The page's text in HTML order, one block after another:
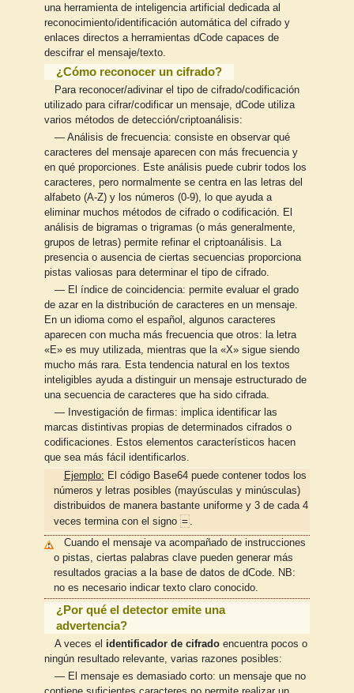
una herramienta de inteligencia artificial dedicada al
reconocimiento/identificación automática del cifrado y
enlaces directos a herramientas dCode capaces de
descifrar el mensaje/texto.
¿Cómo reconocer un cifrado?
Para reconocer/adivinar el tipo de cifrado/codificación
utilizado para cifrar/codificar un mensaje, dCode utiliza
varios métodos de detección/criptoanálisis:
— Análisis de frecuencia: consiste en observar qué
caracteres del mensaje aparecen con más frecuencia y
en qué proporciones. Este análisis puede cubrir todos los
caracteres, pero normalmente se centra en las letras del
alfabeto (A-Z) y los números (0-9), lo que ayuda a
eliminar muchos métodos de cifrado o codificación. El
análisis de bigramas o trigramas (o más generalmente,
grupos de letras) permite refinar el criptoanálisis. La
presencia o ausencia de ciertas secuencias proporciona
pistas valiosas para determinar el tipo de cifrado.
— El índice de coincidencia: permite evaluar el grado
de azar en la distribución de caracteres en un mensaje.
En un idioma como el español, algunos caracteres
aparecen con mucha más frecuencia que otros: la letra
«E» es muy utilizada, mientras que la «X» sigue siendo
mucho más rara. Esta tendencia natural en los textos
inteligibles ayuda a distinguir un mensaje estructurado de
una secuencia de caracteres que ha sido cifrada.
— Investigación de firmas: implica identificar las
marcas distintivas propias de determinados cifrados o
codificaciones. Estos elementos característicos hacen
que sea más fácil identificarlos.
Ejemplo: El código Base64 puede contener todos los
números y letras posibles (mayúsculas y minúsculas)
distribuidos de manera bastante uniforme y 3 de cada 4
veces termina con el signo = .
Cuando el mensaje va acompañado de instrucciones
o pistas, ciertas palabras clave pueden generar más
resultados gracias a la base de datos de dCode. NB:
no es necesario indicar texto claro conocido.
¿Por qué el detector emite una
advertencia?
A veces el identificador de cifradoencuentra pocos o
ningún resultado relevante, varias razones posibles:
— El mensaje es demasiado corto: un mensaje que no